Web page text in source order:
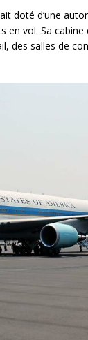
doté d’une
en vol. Sa
des salles de